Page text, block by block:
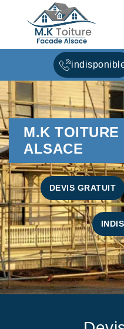
M.K TOITURE
ALSACE
DEVIS GRATUIT